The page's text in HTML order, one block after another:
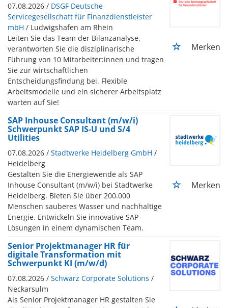
07.08.2026 / DSGF Deutsche
Servicegesellschaft für Finanzdienstleister
mbH / Ludwigshafen am Rhein
Leiten Sie das Team der Bilanzanalyse,
verantworten Sie die disziplinarische
Führung von 10 Mitarbeiter:innen und tragen
Sie zur wirtschaftlichen
Entscheidungsfindung bei. Flexible
Arbeitsmodelle und ein sicherer Arbeitsplatz
warten auf Sie!
Merken
SAP Inhouse Consultant (m/w/i)
Schwerpunkt SAP IS-U und S/4
Utilities
07.08.2026 / Stadtwerke Heidelberg GmbH /
Heidelberg
Gestalten Sie die Energiewende als SAP
Inhouse Consultant (m/w/i) bei Stadtwerke
Heidelberg. Bieten Sie über 200.000
Menschen sauberes Wasser und nachhaltige
Energie. Entwickeln Sie innovative SAP-
Lösungen in einem dynamischen Team.
Merken
Senior Projektmanager HR für
digitale Transformation mit
Schwerpunkt KI (m/w/d)
07.08.2026 / Schwarz Corporate Solutions /
Neckarsulm
Als Senior Projektmanager HR gestalten Sie